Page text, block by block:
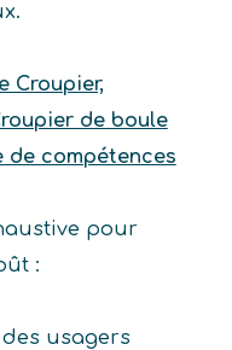
Croupier,
de boule
de compétences
pour
:
usagers